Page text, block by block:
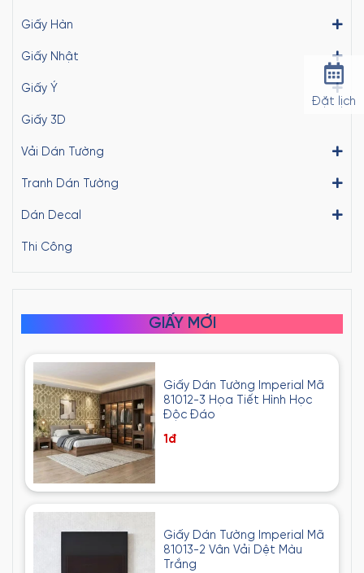
Giấy Hàn
Giấy Nhật
Giấy Ý
Giấy 3D
Vải Dán Tường
Tranh Dán Tường
Dán Decal
Thi Công
GIẤY MỚI
Giấy Dán Tường Imperial Mã
81012-3 Họa Tiết Hình Học
Độc Đáo
1đ
Giấy Dán Tường Imperial Mã
81013-2 Vân Vải Dệt Màu
Trắng
Đặt lịch